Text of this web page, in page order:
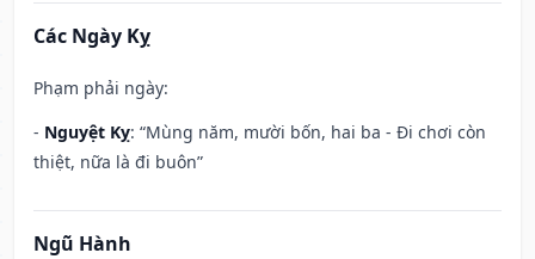
Các Ngày Kỵ
Phạm phải ngày:
- Nguyệt Kỵ: “Mùng năm, mười bốn, hai ba - Đi chơi còn
thiệt, nữa là đi buôn”
Ngũ Hành